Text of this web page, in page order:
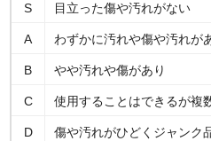
S
目立った傷や汚れがない
A
わずかに汚れや傷や汚れが
B
やや汚れや傷があり
C
使用することはできるが複
D
傷や汚れがひどくジャンク